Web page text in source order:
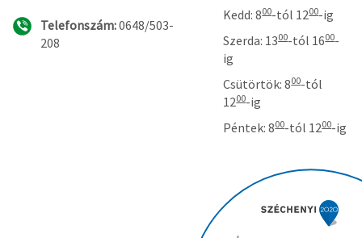
Telefonszám:0648/503-
208
Kedd: 800-tól 1200-ig
Szerda: 1300-tól 1600-
ig
Csütörtök: 800-tól
1200-ig
Péntek: 800-tól 1200-ig